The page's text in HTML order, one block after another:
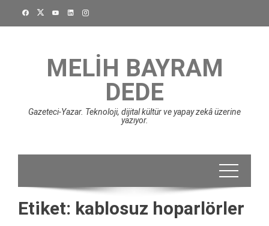
MELIH BAYRAM
DEDE
Gazeteci-Yazar. Teknoloji, dijital kültür ve yapay zekâ üzerine
yazıyor.
Etiket: kablosuz hoparlörler